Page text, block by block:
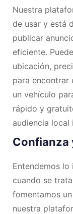
Nuestra
de usar y está
publicar
eficiente.
ubicación,
para encontrar
un vehículo
rápido y
audiencia local
Confianza
Entendemos
cuando se
fomentamos
nuestra